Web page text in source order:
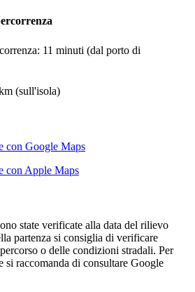
11 minuti (dal porto di
(sull'isola)
con Google Maps
con Apple Maps
state verificate alla data del rilievo
partenza si consiglia di verificare
o delle condizioni stradali. Per
si raccomanda di consultare Google